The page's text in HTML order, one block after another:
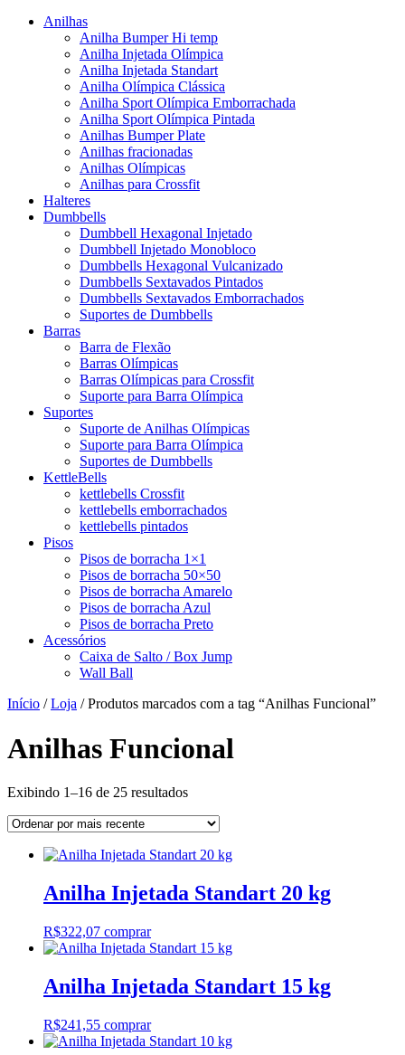
Anilhas
Anilha Bumper Hi temp
Anilha Injetada Olímpica
Anilha Injetada Standart
Anilha Olímpica Clássica
Anilha Sport Olímpica Emborrachada
Anilha Sport Olímpica Pintada
Anilhas Bumper Plate
Anilhas fracionadas
Anilhas Olímpicas
Anilhas para Crossfit
Halteres
Dumbbells
Dumbbell Hexagonal Injetado
Dumbbell Injetado Monobloco
Dumbbells Hexagonal Vulcanizado
Dumbbells Sextavados Pintados
Dumbbells Sextavados Emborrachados
Suportes de Dumbbells
Barras
Barra de Flexão
Barras Olímpicas
Barras Olímpicas para Crossfit
Suporte para Barra Olímpica
Suportes
Suporte de Anilhas Olímpicas
Suporte para Barra Olímpica
Suportes de Dumbbells
KettleBells
kettlebells Crossfit
kettlebells emborrachados
kettlebells pintados
Pisos
Pisos de borracha 1×1
Pisos de borracha 50×50
Pisos de borracha Amarelo
Pisos de borracha Azul
Pisos de borracha Preto
Acessórios
Caixa de Salto / Box Jump
Wall Ball
Início /Loja / Produtos marcados com a tag “Anilhas Funcional”
Anilhas Funcional
Exibindo 1–16 de 25 resultadosClassificado
mais
Anilha Injetada Standart 20 kg
R$322,07 comprar
Anilha Injetada Standart 15 kg
R$241,55 comprar